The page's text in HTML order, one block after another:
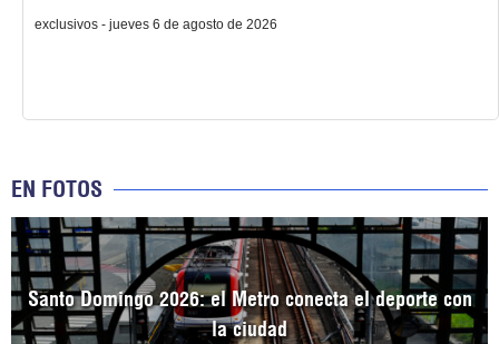
exclusivos - jueves 6 de agosto de 2026
EN FOTOS
Santo Domingo 2026: el Metro conecta el deporte con
la ciudad